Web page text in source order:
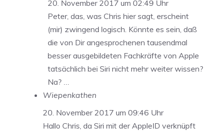
20. November 2017 um 02:49 Uhr
Peter, das, was Chris hier sagt, erscheint
(mir) zwingend logisch. Könnte es sein, daß
die von Dir angesprochenen tausendmal
besser ausgebildeten Fachkräfte von Apple
tatsächlich bei Siri nicht mehr weiter wissen?
Na? …
Wiepenkathen
20. November 2017 um 09:46 Uhr
Hallo Chris, da Siri mit der AppleID verknüpft